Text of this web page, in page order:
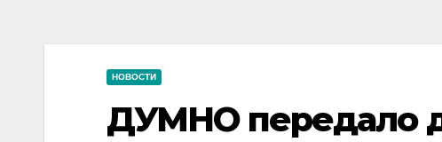
НОВОСТИ
ДУМНО передало